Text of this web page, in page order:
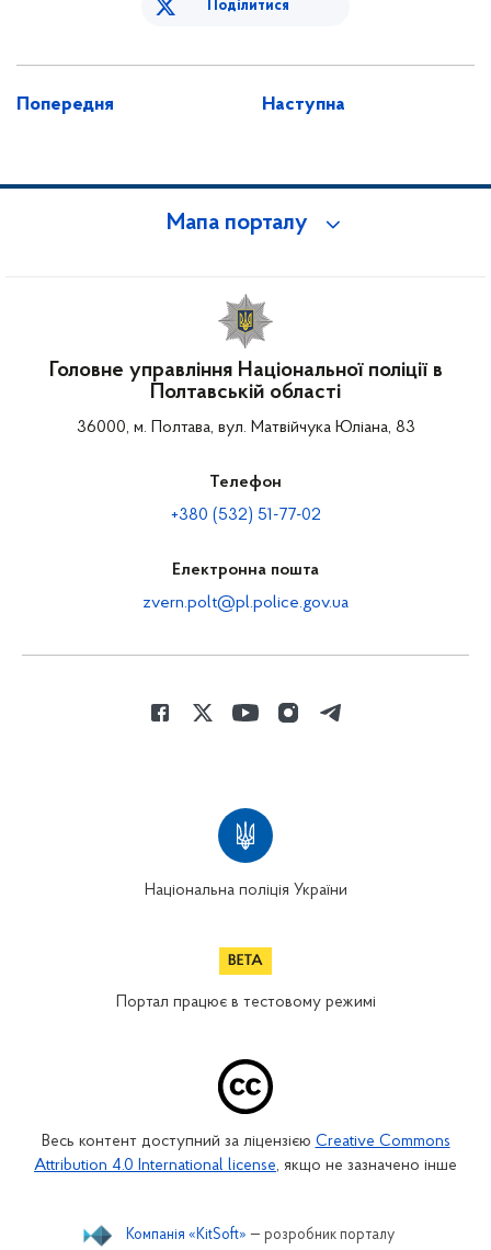
Поділитися
Попередня Наступна
Мапа порталу
Головне управління Національної поліції в
Полтавській області
36000, м. Полтава, вул. Матвійчука Юліана, 83
Телефон
+380 (532) 51-77-02
Електронна пошта
zvern.polt@pl.police.gov.ua
Національна поліція України
Портал працює в тестовому режимі
Весь контент доступний за ліцензією Creative Commons
Attribution 4.0 International license, якщо не зазначено інше
Компанія «KitSoft» — розробник порталу